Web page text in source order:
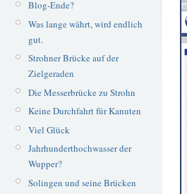
Blog-Ende?
Was lange währt, wird endlich
gut.
Strohner Brücke auf der
Zielgeraden
Die Messerbrücke zu Strohn
Keine Durchfahrt für Kanuten
Viel Glück
Jahrhunderthochwasser der
Wupper?
Solingen und seine Brücken